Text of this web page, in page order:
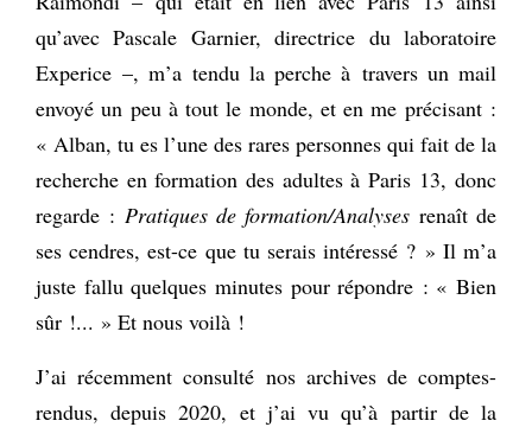
qu’avec Pascale Garnier, directrice du laboratoire
Experice –, m’a tendu la perche à travers un mail
envoyé un peu à tout le monde, et en me précisant :
« Alban, tu es l’une des rares personnes qui fait de la
recherche en formation des adultes à Paris 13, donc
regarde : Pratiques de formation/Analyses renaît de
ses cendres, est-ce que tu serais intéressé ? » Il m’a
juste fallu quelques minutes pour répondre : « Bien
sûr !... » Et nous voilà !
J’ai récemment consulté nos archives de comptes-
rendus, depuis 2020, et j’ai vu qu’à partir de la